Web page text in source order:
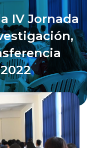
IV Jornada